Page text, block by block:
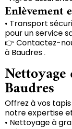
Enlèvement
• Transport
pour un service
👉 Contactez-
à Baudres .
Baudres
Offrez à vos
notre expertise
• Nettoyage à